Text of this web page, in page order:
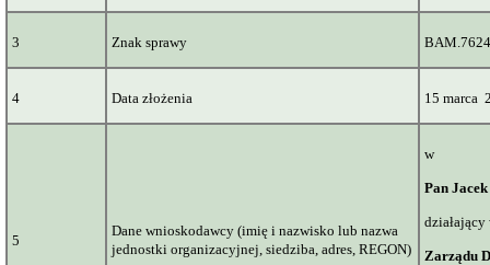
3 Znak sprawy
4 Data złożenia 15 marca
5
Dane wnioskodawcy (imię i nazwisko lub nazwa
jednostki organizacyjnej, siedziba, adres, REGON)
w
Pan Jacek
działający
Zarządu